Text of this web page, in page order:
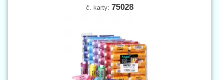
č. karty: 75028